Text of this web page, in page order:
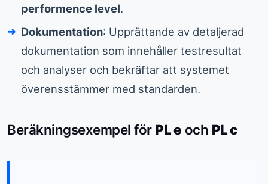
performence level.
Dokumentation: Upprättande av detaljerad
dokumentation som innehåller testresultat
och analyser och bekräftar att systemet
överensstämmer med standarden.
Beräkningsexempel för PL e och PL c